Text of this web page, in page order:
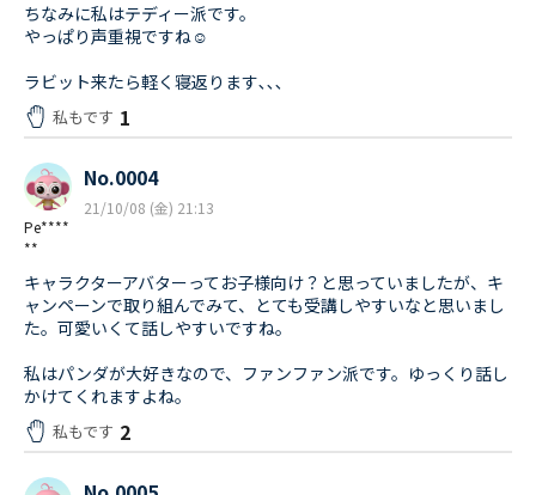
ちなみに私はテディー派です。
やっぱり声重視ですね☺︎
ラビット来たら軽く寝返ります､､､
私もです 1
Pe****
**
No.0004
21/10/08 (金) 21:13
キャラクターアバターってお子様向け？と思っていましたが、キ
ャンペーンで取り組んでみて、とても受講しやすいなと思いまし
た。可愛いくて話しやすいですね。
私はパンダが大好きなので、ファンファン派です。ゆっくり話し
かけてくれますよね。
私もです 2